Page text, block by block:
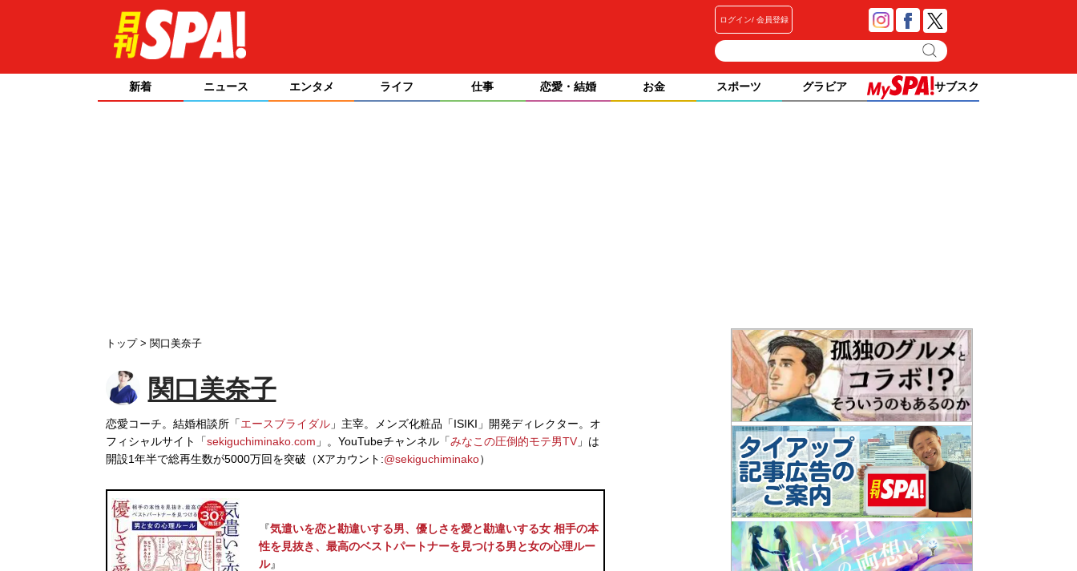
ログイン 会員登録
新着 ニュース エンタメ ライフ 仕事 恋愛・結婚 お金 スポーツ グラビア サブスク
トップ 関口美奈子
関口美奈子
恋愛コーチ。結婚相談所「エースブライダル」主宰。メンズ化粧品「ISIKI」開発ディレクター。オ
フィシャルサイト「sekiguchiminako.com 」。YouTubeチャンネル「みなこの圧倒的モテ男TV」は
開設1年半で総再生数が5000万回を突破（Xアカウント:@sekiguchiminako）
『気遣いを恋と勘違いする男、優しさを愛と勘違いする女 相手の本
性を見抜き、最高のベストパートナーを見つける男と女の心理ルー
ル』